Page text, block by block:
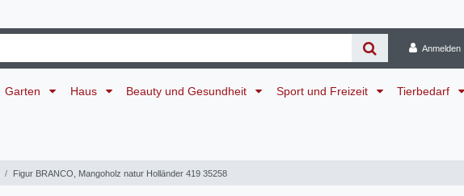
Anmelden
Garten Haus Beauty und Gesundheit Sport und Freizeit Tierbedarf
Figur BRANCO, Mangoholz natur Holländer 419 35258